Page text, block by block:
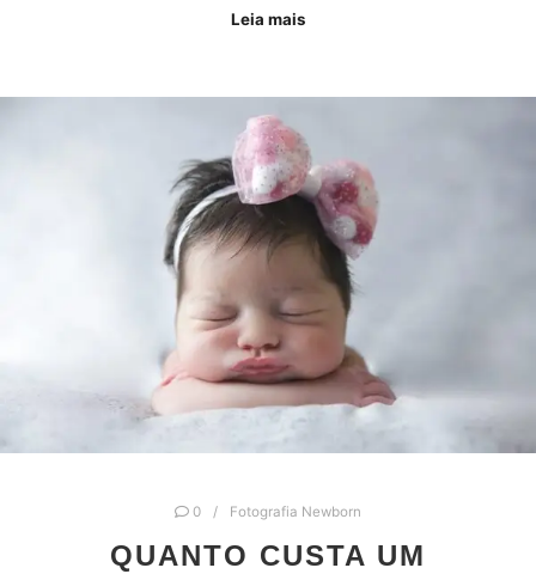
Leia mais
0 Fotografia Newborn
QUANTO CUSTA UM